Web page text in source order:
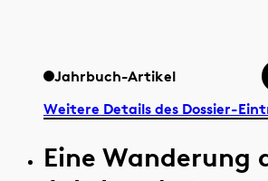
Jahrbuch-Artikel
Weitere Details des Dossier-
Eine Wanderung